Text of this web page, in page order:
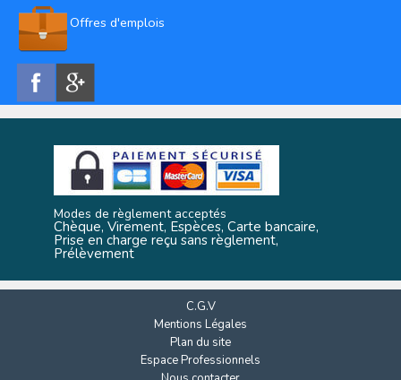
Offres d'emplois
Modes de règlement acceptés
Chèque, Virement, Espèces, Carte bancaire,
Prise en charge reçu sans règlement,
Prélèvement
C.G.V
Mentions Légales
Plan du site
Espace Professionnels